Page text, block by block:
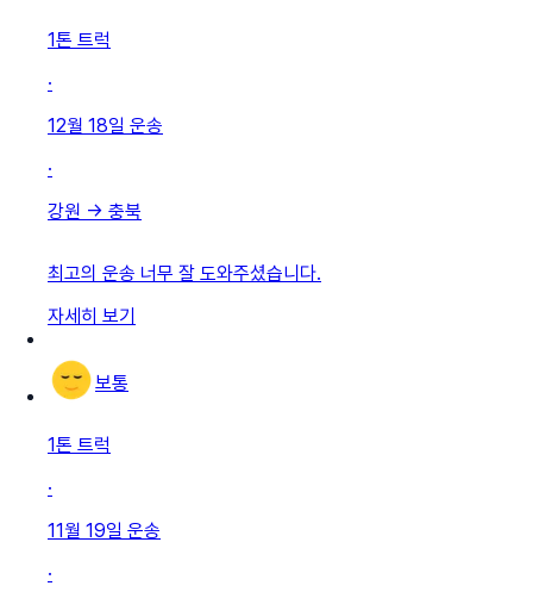
1톤 트럭
·
12월 18일 운송
·
강원 → 충북
최고의 운송 너무 잘 도와주셨습니다.
자세히 보기
보통
1톤 트럭
·
11월 19일 운송
·